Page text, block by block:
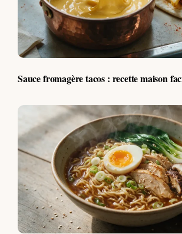
Sauce fromagère tacos : recette maison